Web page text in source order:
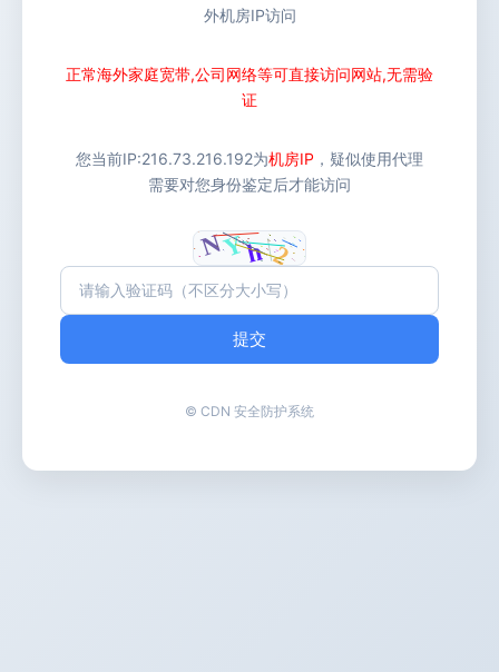
外机房IP访问
正常海外家庭宽带,公司网络等可直接访问网站,无需验
证
您当前IP:216.73.216.192为机房IP ，疑似使用代理
需要对您身份鉴定后才能访问
提交
© CDN 安全防护系统